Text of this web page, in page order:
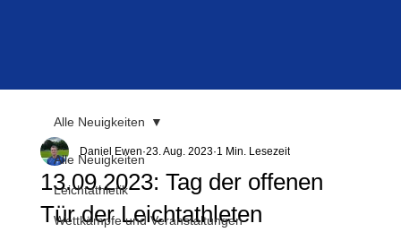
Alle Neuigkeiten
Leichtathletik
Wettkämpfe und Veranstaltungen
Alle Neuigkeiten
13.09.2023: Tag der offenen
Tür der Leichtathleten
Daniel Ewen 23. Aug. 2023 1 Min. Lesezeit